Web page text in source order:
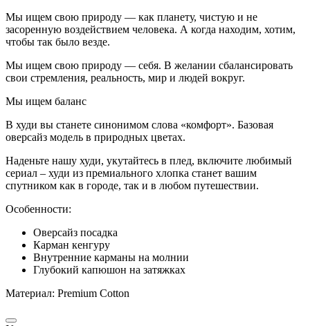
Мы ищем свою природу — как планету, чистую и не
засоренную воздействием человека. А когда находим, хотим,
чтобы так было везде.
Мы ищем свою природу — себя. В желании сбалансировать
свои стремления, реальность, мир и людей вокруг.
Мы ищем баланс
В худи вы станете синонимом слова «комфорт». Базовая
оверсайз модель в природных цветах.
Наденьте нашу худи, укутайтесь в плед, включите любимый
сериал – худи из премиального хлопка станет вашим
спутником как в городе, так и в любом путешествии.
Особенности:
Оверсайз посадка
Карман кенгуру
Внутренние карманы на молнии
Глубокий капюшон на затяжках
Материал: Рremium Сotton